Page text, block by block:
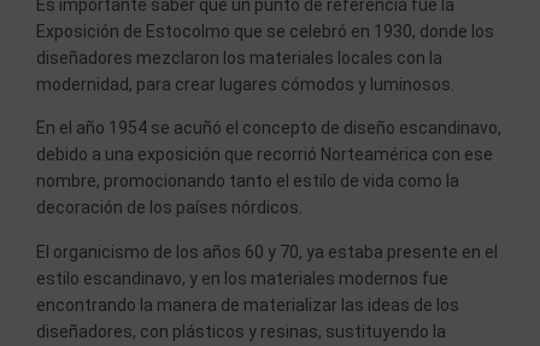
Es importante saber que un punto de referencia fue la
Exposición de Estocolmo que se celebró en 1930, donde los
diseñadores mezclaron los materiales locales con la
modernidad, para crear lugares cómodos y luminosos.
En el año 1954 se acuñó el concepto de diseño escandinavo,
debido a una exposición que recorrió Norteamérica con ese
nombre, promocionando tanto el estilo de vida como la
decoración de los países nórdicos.
El organicismo de los años 60 y 70, ya estaba presente en el
estilo escandinavo, y en los materiales modernos fue
encontrando la manera de materializar las ideas de los
diseñadores, con plásticos y resinas, sustituyendo la